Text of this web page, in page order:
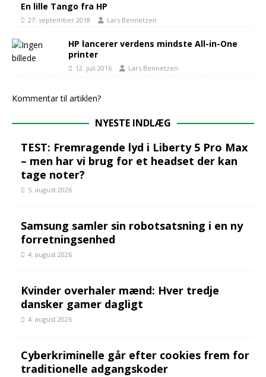
En lille Tango fra HP
27. september 2018 Lars Bennetzen
HP lancerer verdens mindste All-in-One
printer
12. juli 2016 Lars Bennetzen
Kommentar til artiklen?
NYESTE INDLÆG
TEST: Fremragende lyd i Liberty 5 Pro Max
– men har vi brug for et headset der kan
tage noter?
5. august 2026
Samsung samler sin robotsatsning i en ny
forretningsenhed
4. august 2026
Kvinder overhaler mænd: Hver tredje
dansker gamer dagligt
4. august 2026
Cyberkriminelle går efter cookies frem for
traditionelle adgangskoder